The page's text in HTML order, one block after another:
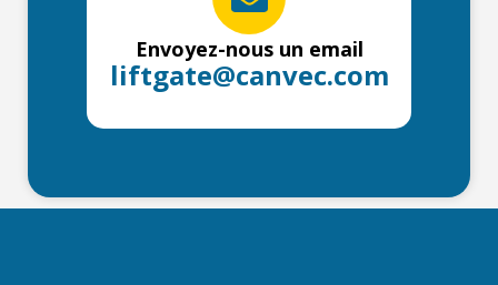
Envoyez-nous un email
liftgate@canvec.com